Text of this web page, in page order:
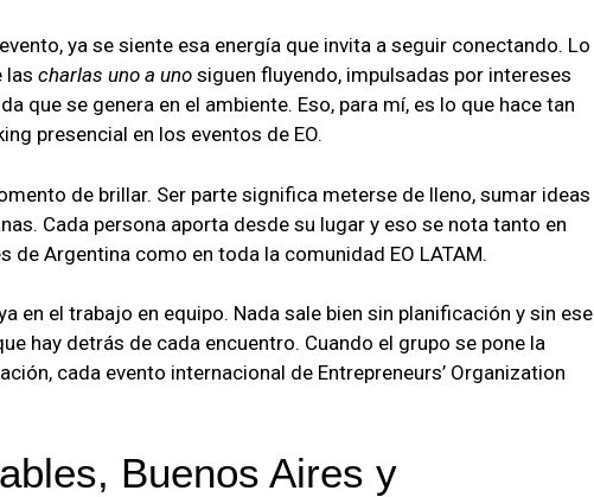
ya se siente esa energía que invita a seguir conectando. Lo
las charlas uno a uno siguen fluyendo, impulsadas por intereses
que se genera en el ambiente. Eso, para mí, es lo que hace tan
presencial en los eventos de EO.
de brillar. Ser parte significa meterse de lleno, sumar ideas
Cada persona aporta desde su lugar y eso se nota tanto en
de Argentina como en toda la comunidad EO LATAM.
en el trabajo en equipo. Nada sale bien sin planificación y sin ese
hay detrás de cada encuentro. Cuando el grupo se pone la
cada evento internacional de Entrepreneurs’ Organization
Buenos Aires y